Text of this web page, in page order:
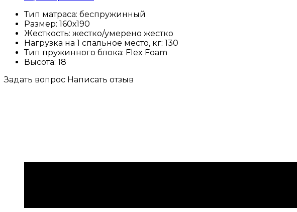
Тип матраса: беспружинный
Размер: 160х190
Жесткость: жестко/умерено жестко
Нагрузка на 1 спальное место, кг: 130
Тип пружинного блока: Flex Foam
Высота: 18
Задать вопрос Написать отзыв